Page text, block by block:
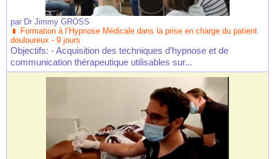
par Dr Jimmy GROSS
Formation à l’Hypnose Médicale dans la prise en charge du patient
douloureux - 9 jours
Objectifs: - Acquisition des techniques d’hypnose et de
communication thérapeutique utilisables sur...